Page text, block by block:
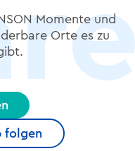
Momente und
Orte es zu
folgen